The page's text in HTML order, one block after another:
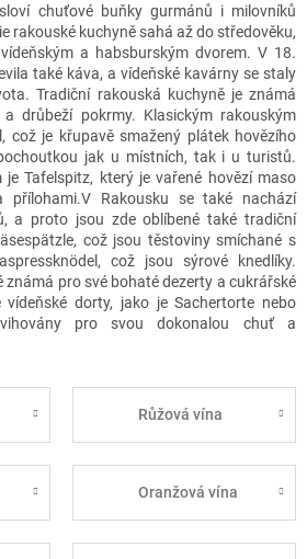
chuťové buňky gurmánů i milovníků
rakouské kuchyně sahá až do středověku,
a habsburským dvorem. V 18.
také káva, a vídeňské kavárny se staly
Tradiční rakouská kuchyně je známá
drůbeží pokrmy. Klasickým rakouským
což je křupavě smažený plátek hovězího
jak u místních, tak i u turistů.
je Tafelspitz, který je vařené hovězí maso
přílohami.V Rakousku se také nachází
a proto jsou zde oblíbené také tradiční
což jsou těstoviny smíchané s
což jsou sýrové knedlíky.
známá pro své bohaté dezerty a cukrářské
vídeňské dorty, jako je Sachertorte nebo
pro svou dokonalou chuť a
Růžová vína
Oranžová vína